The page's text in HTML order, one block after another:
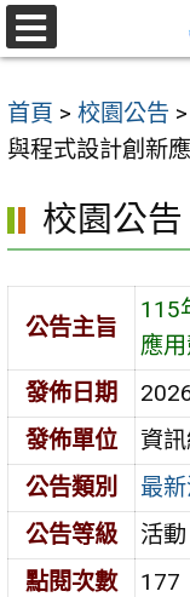
跳
至
要
內
區
首頁 > 校園公告 >
與程式設計創新
校園公告
公告主旨
115
應
發佈日期
發佈單位
資訊
公告類別
最
公告等級
活動
點閱次數
177
選
單